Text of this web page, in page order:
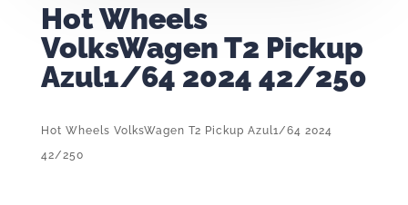
Hot Wheels
VolksWagen T2 Pickup
Azul1/64 2024 42/250
Hot Wheels VolksWagen T2 Pickup Azul1/64 2024
42/250